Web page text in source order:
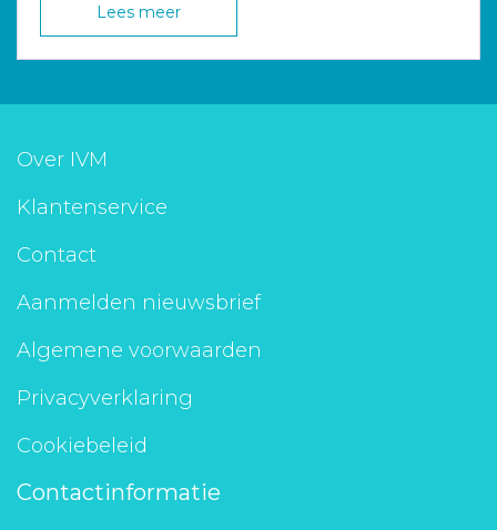
Lees meer
Over IVM
Klantenservice
Contact
Aanmelden nieuwsbrief
Algemene voorwaarden
Privacyverklaring
Cookiebeleid
Contactinformatie